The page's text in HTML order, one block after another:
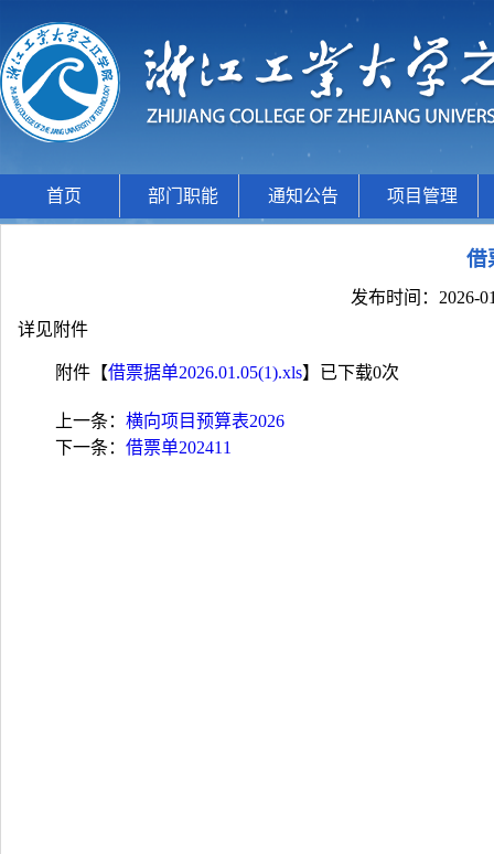
首页 部门职能 通知公告 项目管理
借
发布时间：2026-
详见附件
附件【借票据单2026.01.05(1).xls】已下载0次
上一条： 横向项目预算表2026
下一条： 借票单202411